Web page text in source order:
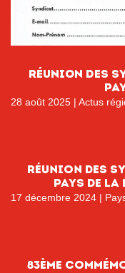
RÉUNION DES
28 août 2025 | Actus
Réunion des
Pays de la
17 décembre 2024 |
83ème